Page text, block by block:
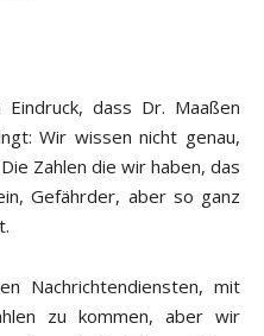
dass Dr. Maaßen
Wir wissen nicht genau,
Zahlen die wir haben, das
Gefährder, aber so ganz
Nachrichtendiensten, mit
zu kommen, aber wir